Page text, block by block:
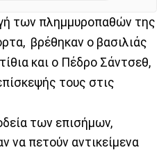
των πλημμυροπαθών της
βρέθηκαν ο βασιλιάς
και ο Πέδρο Σάντσεθ,
τους στις
των επισήμων,
να πετούν αντικείμενα